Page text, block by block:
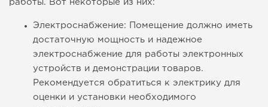
работы. Вот некоторые из них:
Электроснабжение: Помещение должно иметь
достаточную мощность и надежное
электроснабжение для работы электронных
устройств и демонстрации товаров.
Рекомендуется обратиться к электрику для
оценки и установки необходимого